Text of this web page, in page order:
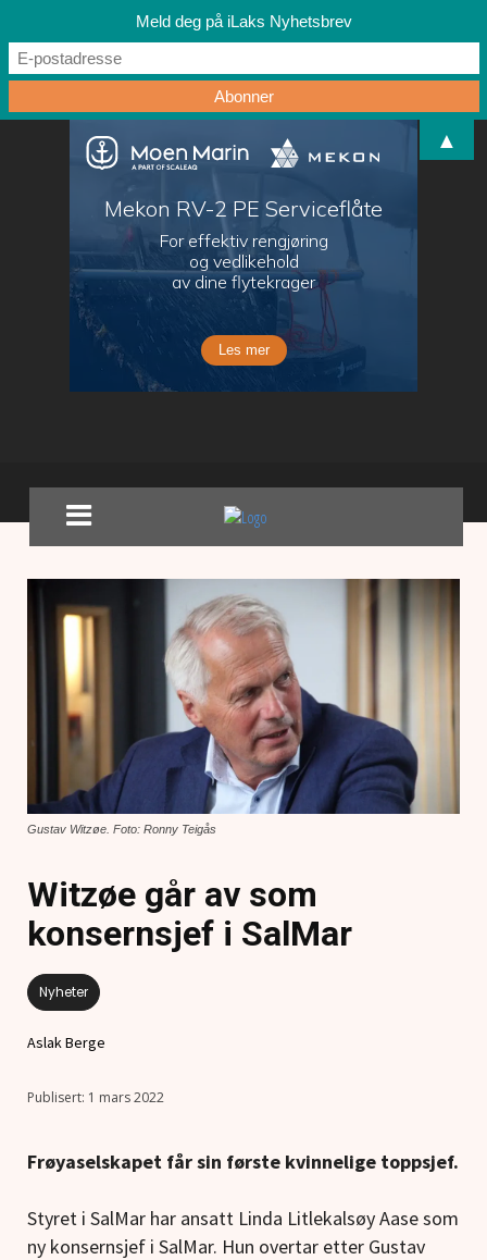
Gustav Witzøe. Foto: Ronny Teigås
Witzøe går av som
konsernsjef i SalMar
Nyheter
Aslak Berge
1 mars 2022
Frøyaselskapet får sin første kvinnelige toppsjef.
Styret i SalMar har ansatt Linda Litlekalsøy Aase som
ny konsernsjef i SalMar. Hun overtar etter Gustav
Meld deg på iLaks Nyhetsbrev
▲